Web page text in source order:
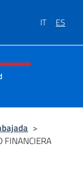
IT ES
>
FINANCIERA